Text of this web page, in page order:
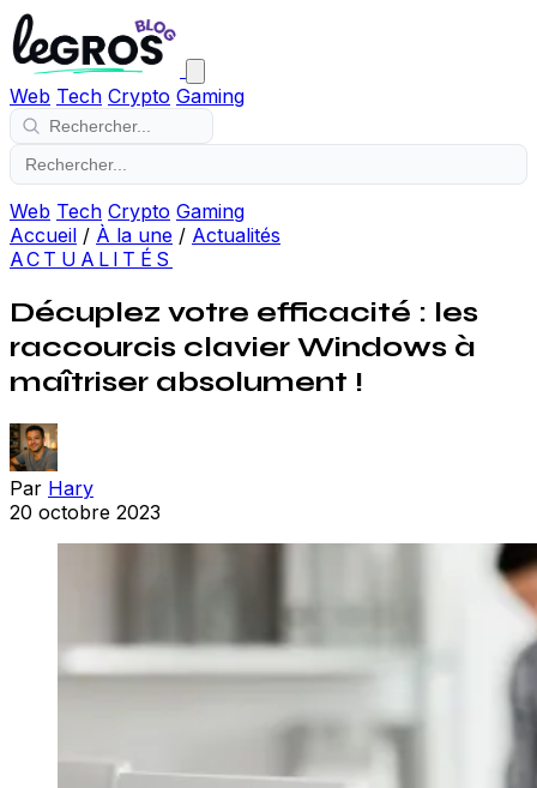
Web Tech Crypto Gaming
Web Tech Crypto Gaming
Accueil / À la une / Actualités
ACTUALITÉS
Décuplez votre efficacité : les
raccourcis clavier Windows à
maîtriser absolument !
Par Hary
20 octobre 2023